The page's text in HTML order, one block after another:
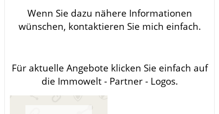
Wenn Sie dazu nähere Informationen
wünschen, kontaktieren Sie mich einfach.
Für aktuelle Angebote klicken Sie einfach auf
die Immowelt - Partner - Logos.